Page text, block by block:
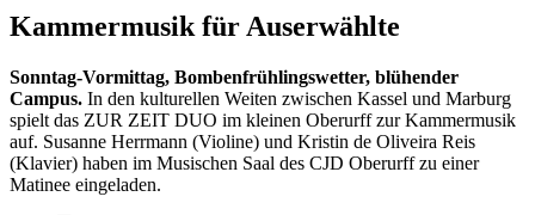
Kammermusik für Auserwählte
Sonntag-Vormittag, Bombenfrühlingswetter, blühender
Campus. In den kulturellen Weiten zwischen Kassel und Marburg
spielt das ZUR ZEIT DUO im kleinen Oberurff zur Kammermusik
auf. Susanne Herrmann (Violine) und Kristin de Oliveira Reis
(Klavier) haben im Musischen Saal des CJD Oberurff zu einer
Matinee eingeladen.